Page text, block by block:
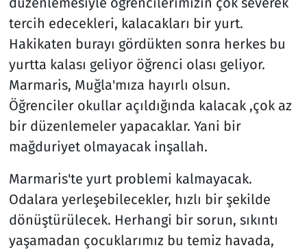
tercih edecekleri, kalacakları bir yurt.
Hakikaten burayı gördükten sonra herkes bu
yurtta kalası geliyor öğrenci olası geliyor.
Marmaris, Muğla'mıza hayırlı olsun.
Öğrenciler okullar açıldığında kalacak ,çok az
bir düzenlemeler yapacaklar. Yani bir
mağduriyet olmayacak inşallah.
Marmaris'te yurt problemi kalmayacak.
Odalara yerleşebilecekler, hızlı bir şekilde
dönüştürülecek. Herhangi bir sorun, sıkıntı
yaşamadan çocuklarımız bu temiz havada,